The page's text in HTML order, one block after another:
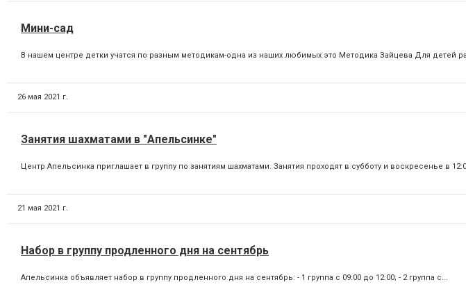
Мини-сад
В нашем центре детки учатся по разным методикам-одна из наших любимых это Методика Зайцева Для детей
26 мая 2021 г.
Занятия шахматами в "Апельсинке"
Центр Апельсинка приглашает в группу по занятиям шахматами. Занятия проходят в субботу и воскресенье в
21 мая 2021 г.
Набор в группу продленного дня на сентябрь
Апельсинка объявляет набор в группу продленного дня на сентябрь: - 1 группа с 09:00 до 12:00; - 2 группа c...